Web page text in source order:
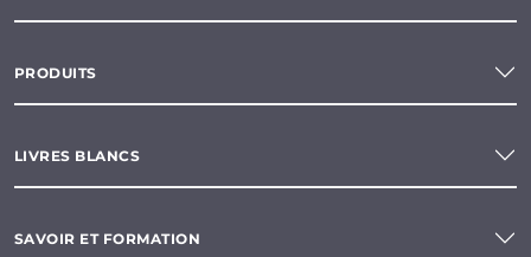
PRODUITS
LIVRES BLANCS
SAVOIR ET FORMATION